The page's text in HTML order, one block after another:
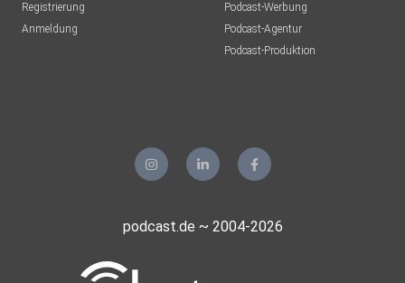
Registrierung
Anmeldung
Podcast-Werbung
Podcast-Agentur
Podcast-Produktion
podcast.de ~ 2004-2026